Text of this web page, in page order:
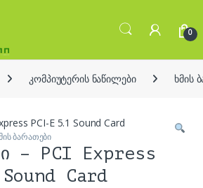
0
კომპიუტერის ნაწილები ხმის
ბარათები
– PCI Express
Card